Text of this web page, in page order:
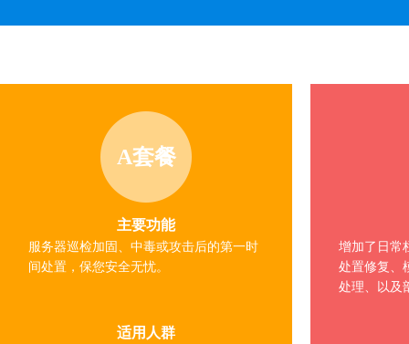
A套餐
主要功能
服务器巡检加固、中毒或攻击后的第一时
间处置，保您安全无忧。
适用人群
增加了日常
处置修复、
处理、以及